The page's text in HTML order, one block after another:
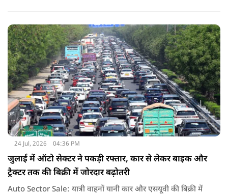
24 Jul, 2026 04:36 PM
जुलाई में ऑटो सेक्टर ने पकड़ी रफ्तार, कार से लेकर बाइक और
ट्रैक्टर तक की बिक्री में जोरदार बढ़ोतरी
Auto Sector Sale: यात्री वाहनों यानी कार और एसयूवी की बिक्री में